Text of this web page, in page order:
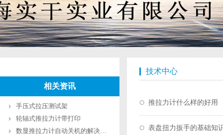
相关资讯
手压式拉压测试架
轮辐式推拉力计带打印
数显推拉力计自动关机的解决方法
技术中心
推拉力计什么样的好用
表盘扭力扳手的基础知